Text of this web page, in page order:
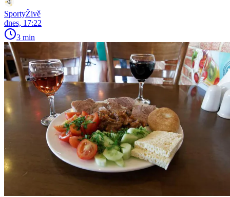
SportyŽivě
dnes, 17:22
3 min